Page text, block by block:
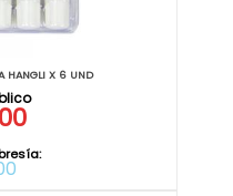
HANGLI X 6 UND